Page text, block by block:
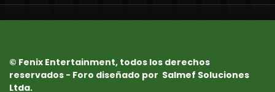
© Fenix Entertainment, todos los derechos
reservados - Foro diseñado por Salmef Soluciones
Ltda.